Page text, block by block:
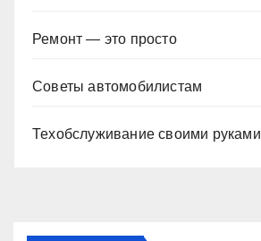
Ремонт — это просто
Советы автомобилистам
Техобслуживание своими руками